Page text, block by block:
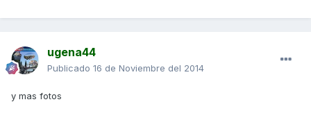
ugena44
Publicado 16 de Noviembre del 2014
y mas fotos